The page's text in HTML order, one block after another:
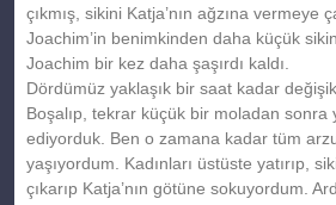
çıkmış, sikini Katja’nın ağzına vermeye
Joachim’in benimkinden daha küçük
Joachim bir kez daha şaşırdı kaldı.
Dördümüz yaklaşık bir saat kadar
Boşalıp, tekrar küçük bir moladan sonra
ediyorduk. Ben o zamana kadar tüm
yaşıyordum. Kadınları üstüste yatırıp,
çıkarıp Katja’nın götüne sokuyordum.